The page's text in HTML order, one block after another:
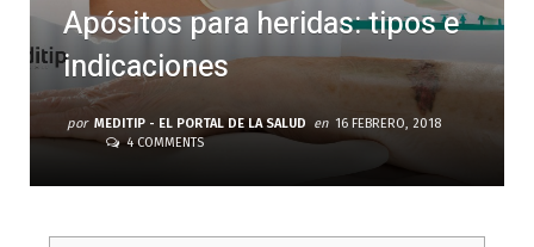
Apósitos para heridas: tipos e
indicaciones
por MEDITIP - EL PORTAL DE LA SALUD en 16 FEBRERO, 2018
4 COMMENTS